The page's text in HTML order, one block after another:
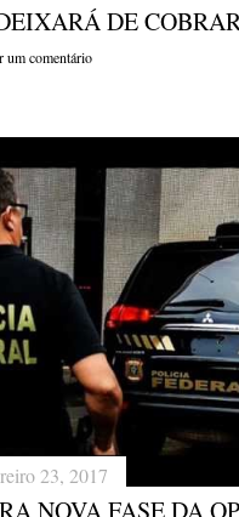
DE
um comentário
23, 2017
NOVA FASE DA